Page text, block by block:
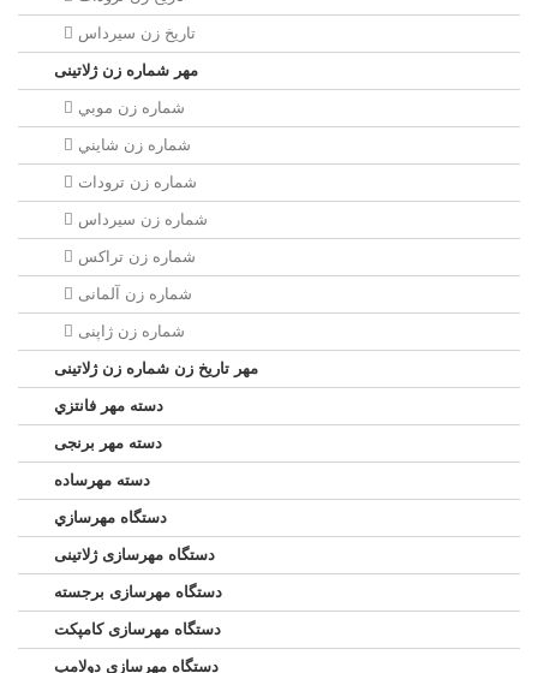
تاريخ زن سيرداس
مهر شماره زن ژلاتینی
شماره زن موبي
شماره زن شايني
شماره زن ترودات
شماره زن سيرداس
شماره زن تراکس
شماره زن آلمانی
شماره زن ژاپنی
مهر تاریخ زن شماره زن ژلاتینی
دسته مهر فانتزي
دسته مهر برنجی
دسته مهرساده
دستگاه مهرسازي
دستگاه مهرسازی ژلاتینی
دستگاه مهرسازی برجسته
دستگاه مهرسازی کامپکت
دستگاه مهرسازی دولامپ